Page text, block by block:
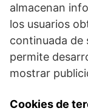
almacenan
los usuarios
continuada de
permite
mostrar
Cookies de